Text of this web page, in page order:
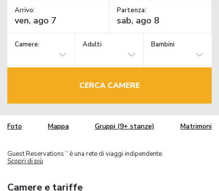
Arrivo: Partenza:
Camere: Adulti Bambini
CERCA CAMERE
Foto Mappa Gruppi (9+ stanze) Matrimoni
Guest Reservations TM
è una rete di viaggi indipendente.
Scopri di più
Camere e tariffe